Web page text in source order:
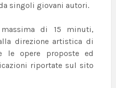
singoli giovani autori.
di 15 minuti,
direzione artistica di
le opere proposte ed
riportate sul sito